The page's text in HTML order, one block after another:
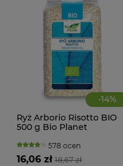
-14%
Ryż Arborio Risotto BIO
500 g Bio Planet
578 ocen
18,67 zł
16,06 zł